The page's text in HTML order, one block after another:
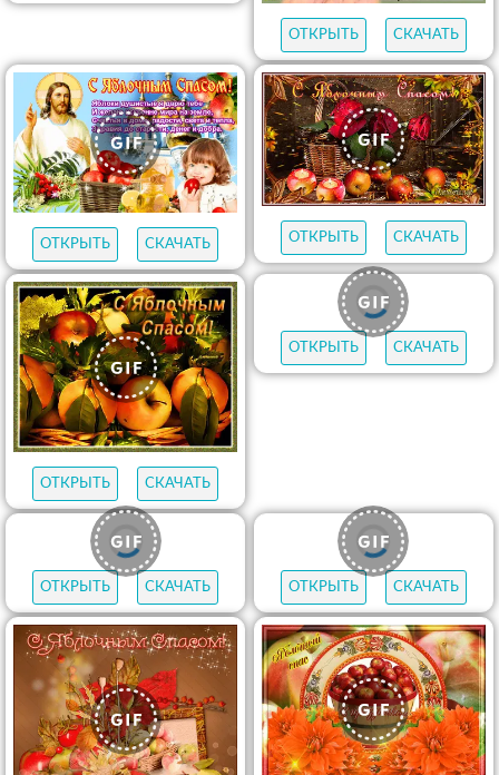
ОТКРЫТЬ СКАЧАТЬ
ОТКРЫТЬ СКАЧАТЬ
ОТКРЫТЬ СКАЧАТЬ
ОТКРЫТЬ СКАЧАТЬ
ОТКРЫТЬ СКАЧАТЬ ОТКРЫТЬ СКАЧАТЬ